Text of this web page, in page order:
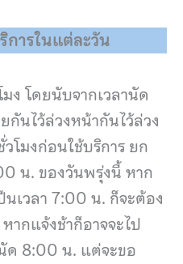
การในแต่ละวัน
ง โดยนับจากเวลานัด
นไว้ล่วงหน้ากันไว้ล่วง
โมงก่อนใช้บริการ ยก
น. ของวันพรุ่งนี้ หาก
นเวลา 7:00 น. ก็จะต้อง
กแจ้งช้าก็อาจจะไป
ด 8:00 น. แต่จะขอ